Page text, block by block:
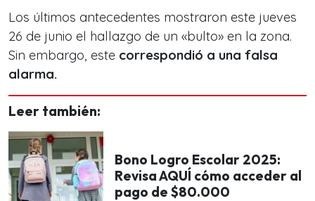
Los últimos antecedentes mostraron este jueves
26 de junio el hallazgo de un «bulto» en la zona.
Sin embargo, este correspondió a una falsa
alarma.
Leer también:
Bono Logro Escolar 2025:
Revisa AQUÍ cómo acceder al
pago de $80.000